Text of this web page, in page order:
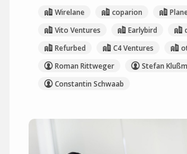
Wirelane coparion
Vito Ventures
Earlybird
Refurbed
C4 Ventures
Roman Rittweger
Stefan
Constantin Schwaab